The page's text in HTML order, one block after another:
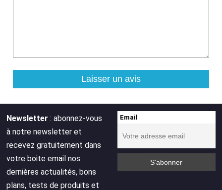
Newsletter : abonnez-vous
à notre newsletter et
recevez gratuitement dans
votre boite email nos
dernières actualités, bons
plans, tests de produits et
Email